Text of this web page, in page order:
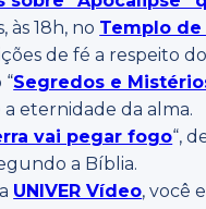
às 18h, no Templo de
de fé a respeito
Segredos e
eternidade da alma.
vai pegar fogo“,
a Bíblia.
UNIVER Vídeo, você